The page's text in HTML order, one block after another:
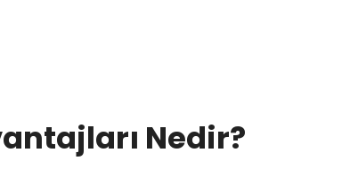
Nedir?